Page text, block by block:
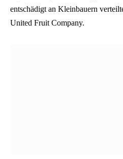
entschädigt an Kleinbauern
United Fruit Company.